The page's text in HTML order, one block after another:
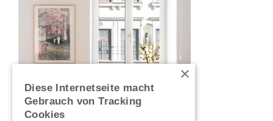
×
Diese Internetseite macht
Gebrauch von Tracking
Cookies